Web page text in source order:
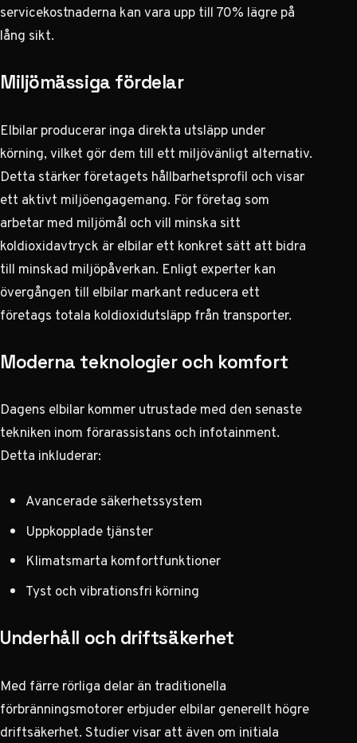
servicekostnaderna kan vara upp till 70% lägre på
lång sikt.
Miljömässiga fördelar
Elbilar producerar inga direkta utsläpp under
körning, vilket gör dem till ett miljövänligt alternativ.
Detta stärker företagets hållbarhetsprofil och visar
ett aktivt miljöengagemang. För företag som
arbetar med miljömål och vill minska sitt
koldioxidavtryck är elbilar ett konkret sätt att bidra
till minskad miljöpåverkan. Enligt experterkan
övergången till elbilar markant reducera ett
företags totala koldioxidutsläpp från transporter.
Moderna teknologier och komfort
Dagens elbilar kommer utrustade med den senaste
tekniken inom förarassistans och infotainment.
Detta inkluderar:
Avancerade säkerhetssystem
Uppkopplade tjänster
Klimatsmarta komfortfunktioner
Tyst och vibrationsfri körning
Underhåll och driftsäkerhet
Med färre rörliga delar än traditionella
förbränningsmotorer erbjuder elbilar generellt högre
driftsäkerhet.Studier visaratt även om initiala